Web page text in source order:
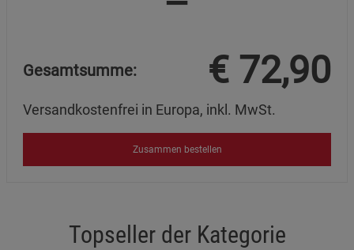
Gesamtsumme: € 72,90
Versandkostenfrei in Europa, inkl. MwSt.
Zusammen bestellen
Topseller der Kategorie